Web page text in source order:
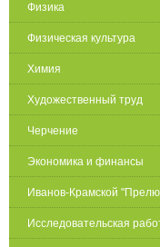
Физика
Физическая культура
Химия
Художественный труд
Черчение
Экономика и финансы
Иванов-Крамской
Исследовательская